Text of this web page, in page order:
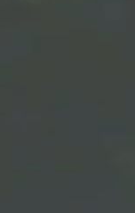
كانت وجوه
ذاكرة جيل